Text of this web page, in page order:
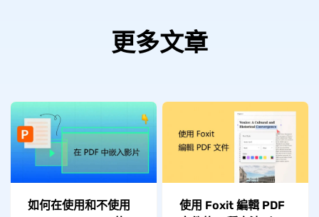
更多文章
如何在使用和不使用
使用 Foxit 編輯 PDF